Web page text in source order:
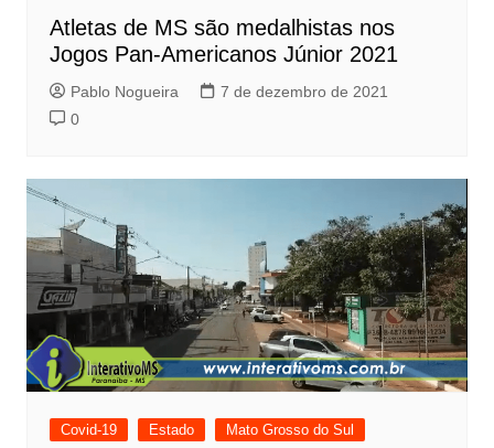
Atletas de MS são medalhistas nos
Jogos Pan-Americanos Júnior 2021
Pablo Nogueira
7 de dezembro de 2021
0
Covid-19 Estado
Mato Grosso do Sul